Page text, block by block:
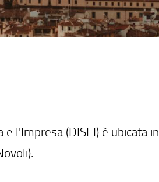
l'Impresa (DISEI) è ubicata in